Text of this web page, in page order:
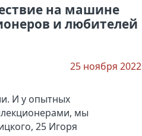
на машине
и любителей
25 ноября 2022
И у опытных
мы
25 Игоря